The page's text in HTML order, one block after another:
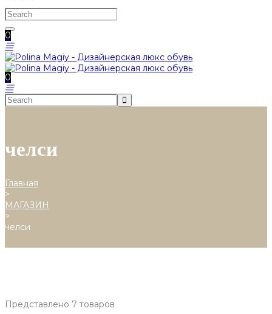
0
0
челси
Главная
>
МАГАЗИН
>
челси
Представлено 7 товаров